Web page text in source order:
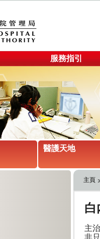
服務指引
醫護天地
主頁